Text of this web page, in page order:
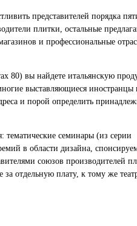
представителей порядка
плитки, остальные
и профессиональные
80) вы найдете итальянскую
выставляющиеся
и порой определить
семинары (из серии
в области дизайна,
союзов производителей
отдельную плату, к тому же